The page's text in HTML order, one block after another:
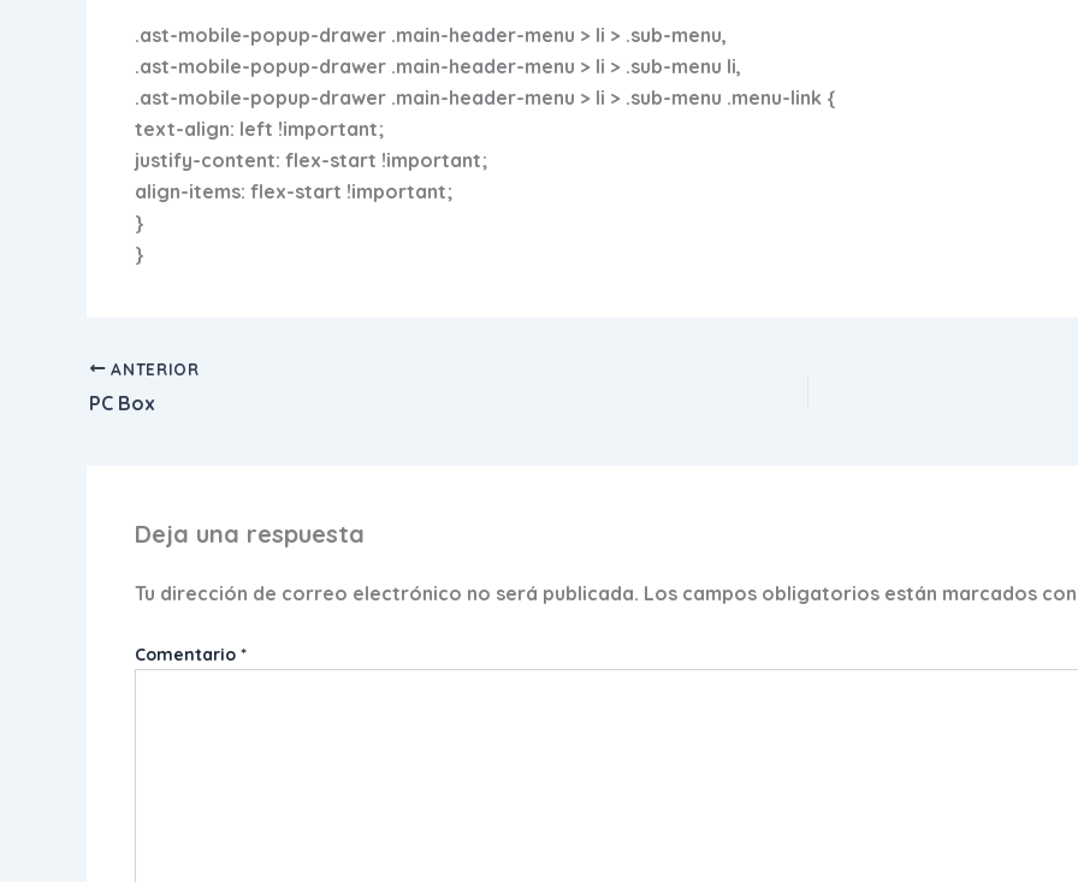
.ast-mobile-popup-drawer .main-header-menu > li > .sub-menu,
.ast-mobile-popup-drawer .main-header-menu > li > .sub-menu li,
.ast-mobile-popup-drawer .main-header-menu > li > .sub-menu .menu-link {
text-align: left !important;
justify-content: flex-start !important;
align-items: flex-start !important;
}
}
ANTERIOR
PC Box
Deja una respuesta
Tu dirección de correo electrónico no será publicada. Los campos obligatorios están marcados
Comentario *